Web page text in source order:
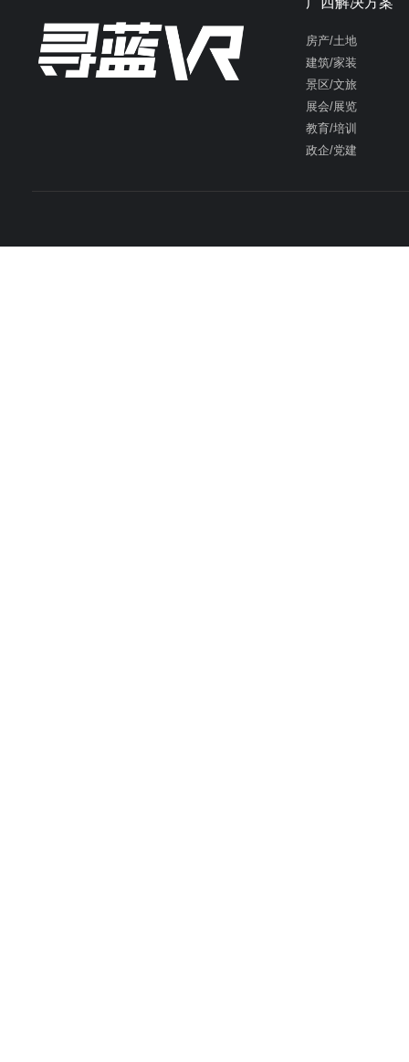
房产/土地
建筑/家装
景区/文旅
展会/展览
教育/培训
政企/党建